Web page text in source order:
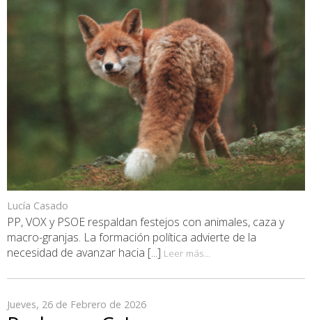
Lucía Casado
PP, VOX y PSOE respaldan festejos con animales, caza y
macro-granjas. La formación política advierte de la
necesidad de avanzar hacia [...] Leer más...
Jueves, 26 de Febrero de 2026